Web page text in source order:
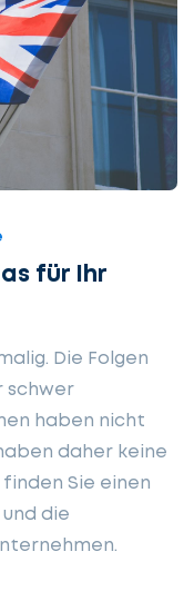
für Ihr
Die Folgen
schwer
haben nicht
daher keine
Sie einen
die